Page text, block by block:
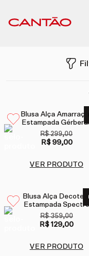
Blusa Alça
Estampada
R$ 299,00
R$ 99,00
VER PRODUTO
Blusa Alça Decote
Estampada Spectro
R$ 359,00
R$ 129,00
VER PRODUTO